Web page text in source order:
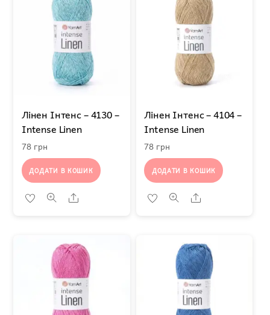
Лінен Інтенс – 4130 –
Intense Linen
78 грн
ДОДАТИ В КОШИК
Share
Лінен Інтенс – 4104 –
Intense Linen
78 грн
ДОДАТИ В КОШИК
Share